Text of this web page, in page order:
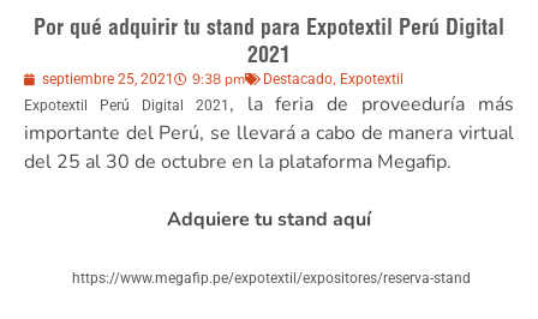
Por qué adquirir tu stand para Expotextil Perú Digital
2021
septiembre 25, 2021 9:38 pm Destacado, Expotextil
Expotextil Perú Digital 2021 , la feria de proveeduría más
importante del Perú, se llevará a cabo de manera virtual
del 25 al 30 de octubre en la plataforma Megafip.
Adquiere tu stand aquí
https://www.megafip.pe/expotextil/expositores/reserva-stand